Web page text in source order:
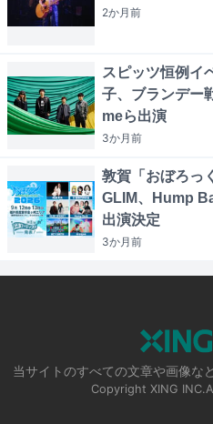
2か月前
スピッツ恒例イ
子、ブランデー
meら出演
3か月前
敦賀「おぼろっ
GLIM、Hump
出演決定
3か月前
当サイトのすべての文章や画像な
Copyright XING